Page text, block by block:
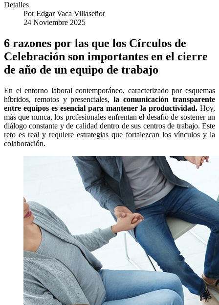
Detalles
PorEdgar Vaca Villaseñor
24 Noviembre 2025
6 razones por las que los Círculos de
Celebración son importantes en el cierre
de año de un equipo de trabajo
En el entorno laboral contemporáneo, caracterizado por esquemas
híbridos, remotos y presenciales,la comunicación transparente
entre equipos es esencial para mantener la productividad. Hoy,
más que nunca, los profesionales enfrentan el desafío de sostener un
diálogo constante y de calidad dentro de sus centros de trabajo. Este
reto es real y requiere estrategias que fortalezcan los vínculos y la
colaboración.